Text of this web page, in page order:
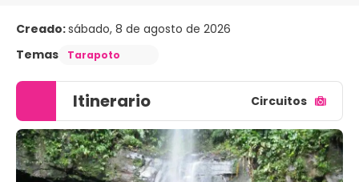
Creado:sábado, 8 de agosto de 2026
Temas
Tarapoto
Itinerario Circuitos